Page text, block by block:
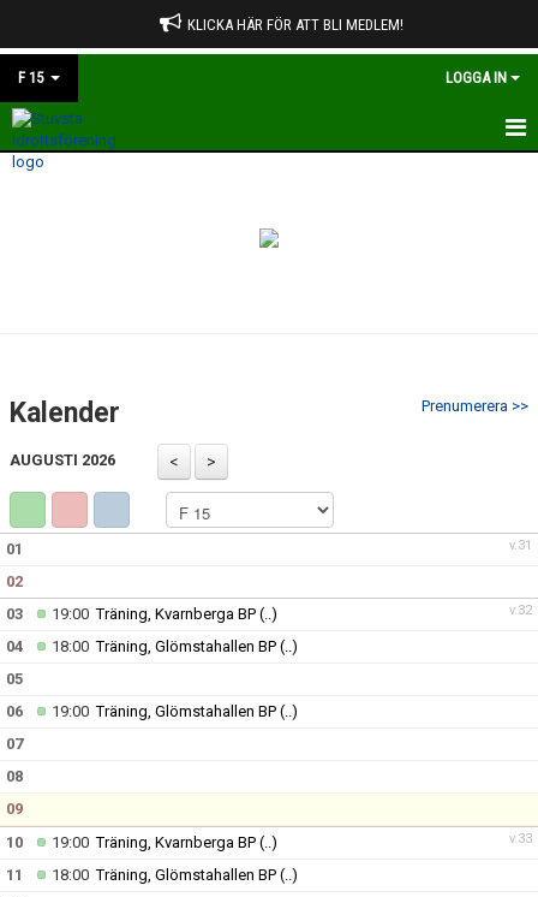
KLICKA HÄR FÖR ATT BLI MEDLEM!
F 15 LOGGA IN
HEM
KONTAKT
Prenumerera >>
Kalender
AUGUSTI 2026
v.31
01
02
v.32
03 19:00Träning, Kvarnberga BP (..)
04
18:00Träning, Glömstahallen BP (..)
05
06
19:00Träning, Glömstahallen BP (..)
07
08
09
v.33
10 19:00Träning, Kvarnberga BP (..)
11
18:00Träning, Glömstahallen BP (..)